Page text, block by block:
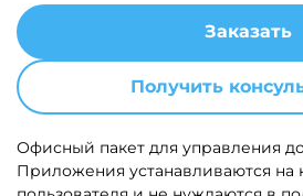
Офисный пакет для управления
Приложения устанавливаются на
Заказать
Получить